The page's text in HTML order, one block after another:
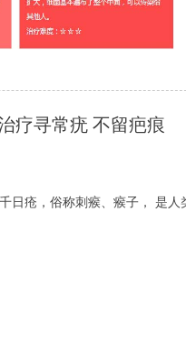
疗寻常疣 不留疤痕
日疮，俗称刺瘊、瘊子， 是人